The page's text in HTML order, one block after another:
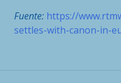
Fuente: https://
settles-with-canon-in-